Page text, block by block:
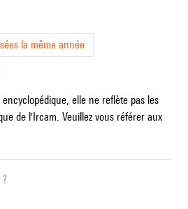
la même année
elle ne reflète pas les
de l'Ircam. Veuillez vous référer aux